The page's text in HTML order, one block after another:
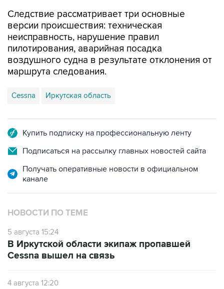
Следствие рассматривает три основные
версии происшествия: техническая
неисправность, нарушение правил
пилотирования, аварийная посадка
воздушного судна в результате отклонения от
маршрута следования.
Cessna Иркутская область
Купить подписку на профессиональную ленту
Подписаться на рассылку главных новостей сайта
Получать оперативные новости в официальном
канале
НОВОСТИ ПО ТЕМЕ
5 августа 15:24
В Иркутской области экипаж пропавшей
Cessna вышел на связь
4 августа 12:20